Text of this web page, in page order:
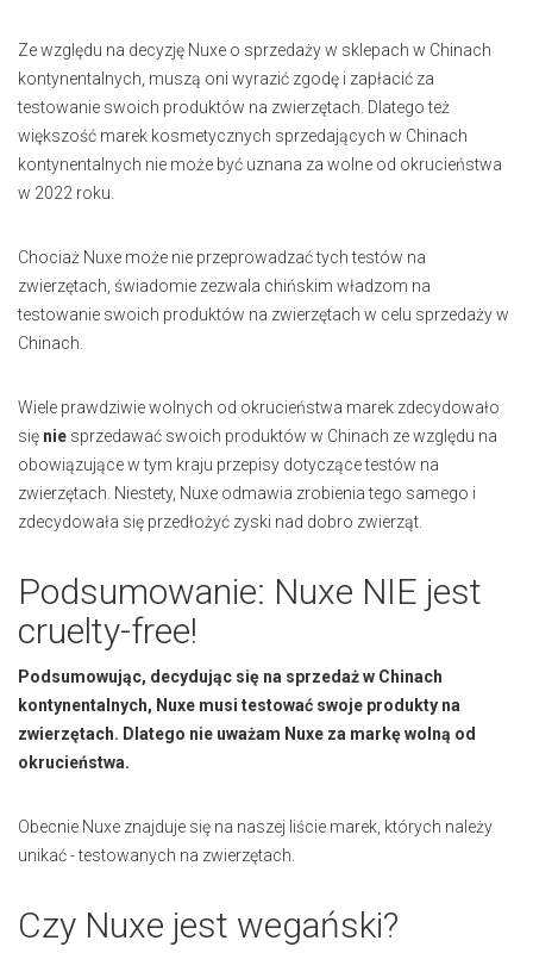
Ze względu na decyzję Nuxe o sprzedaży w sklepach w Chinach
kontynentalnych, muszą oni wyrazić zgodę i zapłacić za
testowanie swoich produktów na zwierzętach. Dlatego też
większość marek kosmetycznych sprzedających w Chinach
kontynentalnych nie może być uznana za wolne od okrucieństwa
w 2022 roku.
Chociaż Nuxe może nie przeprowadzać tych testów na
zwierzętach, świadomie zezwala chińskim władzom na
testowanie swoich produktów na zwierzętach w celu sprzedaży w
Chinach.
Wiele prawdziwie wolnych od okrucieństwa marek zdecydowało
się nie sprzedawać swoich produktów w Chinach ze względu na
obowiązujące w tym kraju przepisy dotyczące testów na
zwierzętach. Niestety, Nuxe odmawia zrobienia tego samego i
zdecydowała się przedłożyć zyski nad dobro zwierząt.
Podsumowanie: Nuxe NIE jest
cruelty-free!
Podsumowując, decydując się na sprzedaż w Chinach
kontynentalnych, Nuxe musi testować swoje produkty na
zwierzętach. Dlatego nie uważam Nuxe za markę wolną od
okrucieństwa.
Obecnie Nuxe znajduje się na naszej liście marek, których należy
unikać - testowanych na zwierzętach.
Czy Nuxe jest wegański?